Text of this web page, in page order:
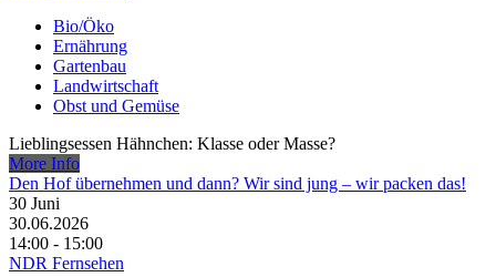
Bio/Öko
Ernährung
Gartenbau
Landwirtschaft
Obst und Gemüse
Lieblingsessen Hähnchen: Klasse oder Masse?
More Info
Den Hof übernehmen und dann? Wir sind jung – wir packen das!
30 Juni
30.06.2026
14:00 - 15:00
NDR Fernsehen